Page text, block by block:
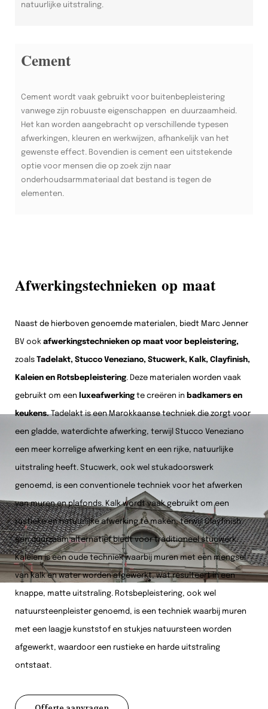
natuurlijke uitstraling.
Cement
Cement wordt vaak gebruikt voor buitenbepleistering
vanwege zijn robuuste eigenschappen en duurzaamheid.
Het kan worden aangebracht op verschillende typesen
afwerkingen, kleuren en werkwijzen, afhankelijk van het
gewenste effect. Bovendien is cement een uitstekende
optie voor mensen die op zoek zijn naar
onderhoudsarmmateriaal dat bestand is tegen de
elementen.
Afwerkingstechnieken op maat
Naast de hierboven genoemde materialen, biedt Marc Jenner
BV ook afwerkingstechnieken op maat voor bepleistering,
zoals Tadelakt, Stucco Veneziano, Stucwerk, Kalk, Clayfinish,
Kaleien en Rotsbepleistering. Deze materialen worden vaak
gebruikt om een luxeafwerking te creëren in badkamers en
keukens.Tadelakt is een Marokkaanse techniek die zorgt voor
een gladde, waterdichte afwerking, terwijl Stucco Veneziano
een meer korrelige afwerking kent en een rijke, natuurlijke
uitstraling heeft. Stucwerk, ook wel stukadoorswerk
genoemd, is een conventionele techniek voor het afwerken
van muren en plafonds. Kalk wordt vaak gebruikt om een
rustieke en natuurlijke afwerking te maken, terwijl Clayfinish
een duurzaam alternatief biedt voor traditioneel stucwerk.
Kaleien is een oude techniek waarbij muren met een mengsel
van kalk en water worden afgewerkt, wat resulteert in een
knappe, matte uitstraling. Rotsbepleistering, ook wel
natuursteenpleister genoemd, is een techniek waarbij muren
met een laagje kunststof en stukjes natuursteen worden
afgewerkt, waardoor een rustieke en harde uitstraling
ontstaat.